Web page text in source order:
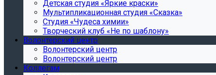
Детская студия «Яркие краски»
Мультипликационная студия «Сказка»
Студия «Чудеса химии»
Творческий клуб «Не по шаблону»
Волонтерский центр
Волонтерский центр
Волонтерский центр
Коллегам